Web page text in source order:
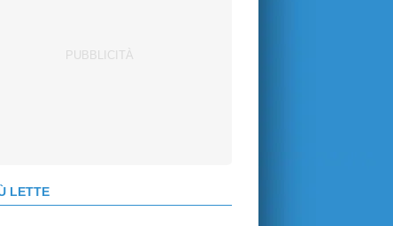
LETTE